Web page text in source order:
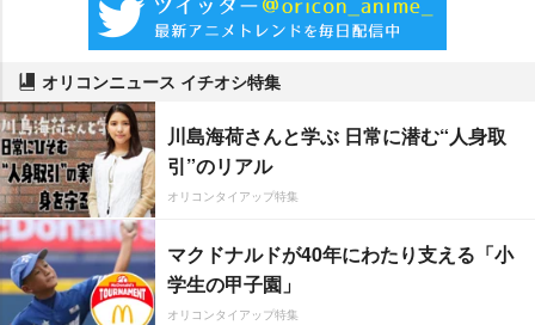
オリコンニュース イチオシ特集
川島海荷さんと学ぶ 日常に潜む“人身取
引”のリアル
オリコンタイアップ特集
マクドナルドが40年にわたり支える「小
学生の甲子園」
オリコンタイアップ特集